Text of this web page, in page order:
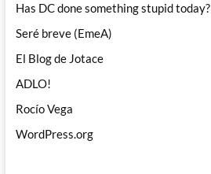
Has DC done something stupid today?
Seré breve (EmeA)
El Blog de Jotace
ADLO!
Rocío Vega
WordPress.org